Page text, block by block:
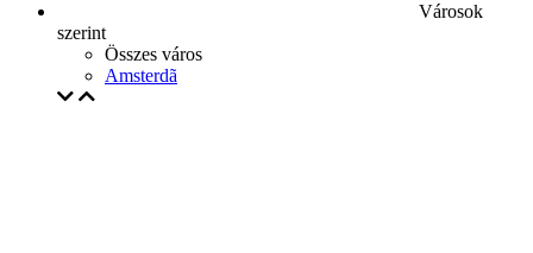
Városok
szerint
Összes város
Amsterdã